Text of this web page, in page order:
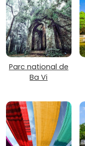
Parc national de
Ba Vi